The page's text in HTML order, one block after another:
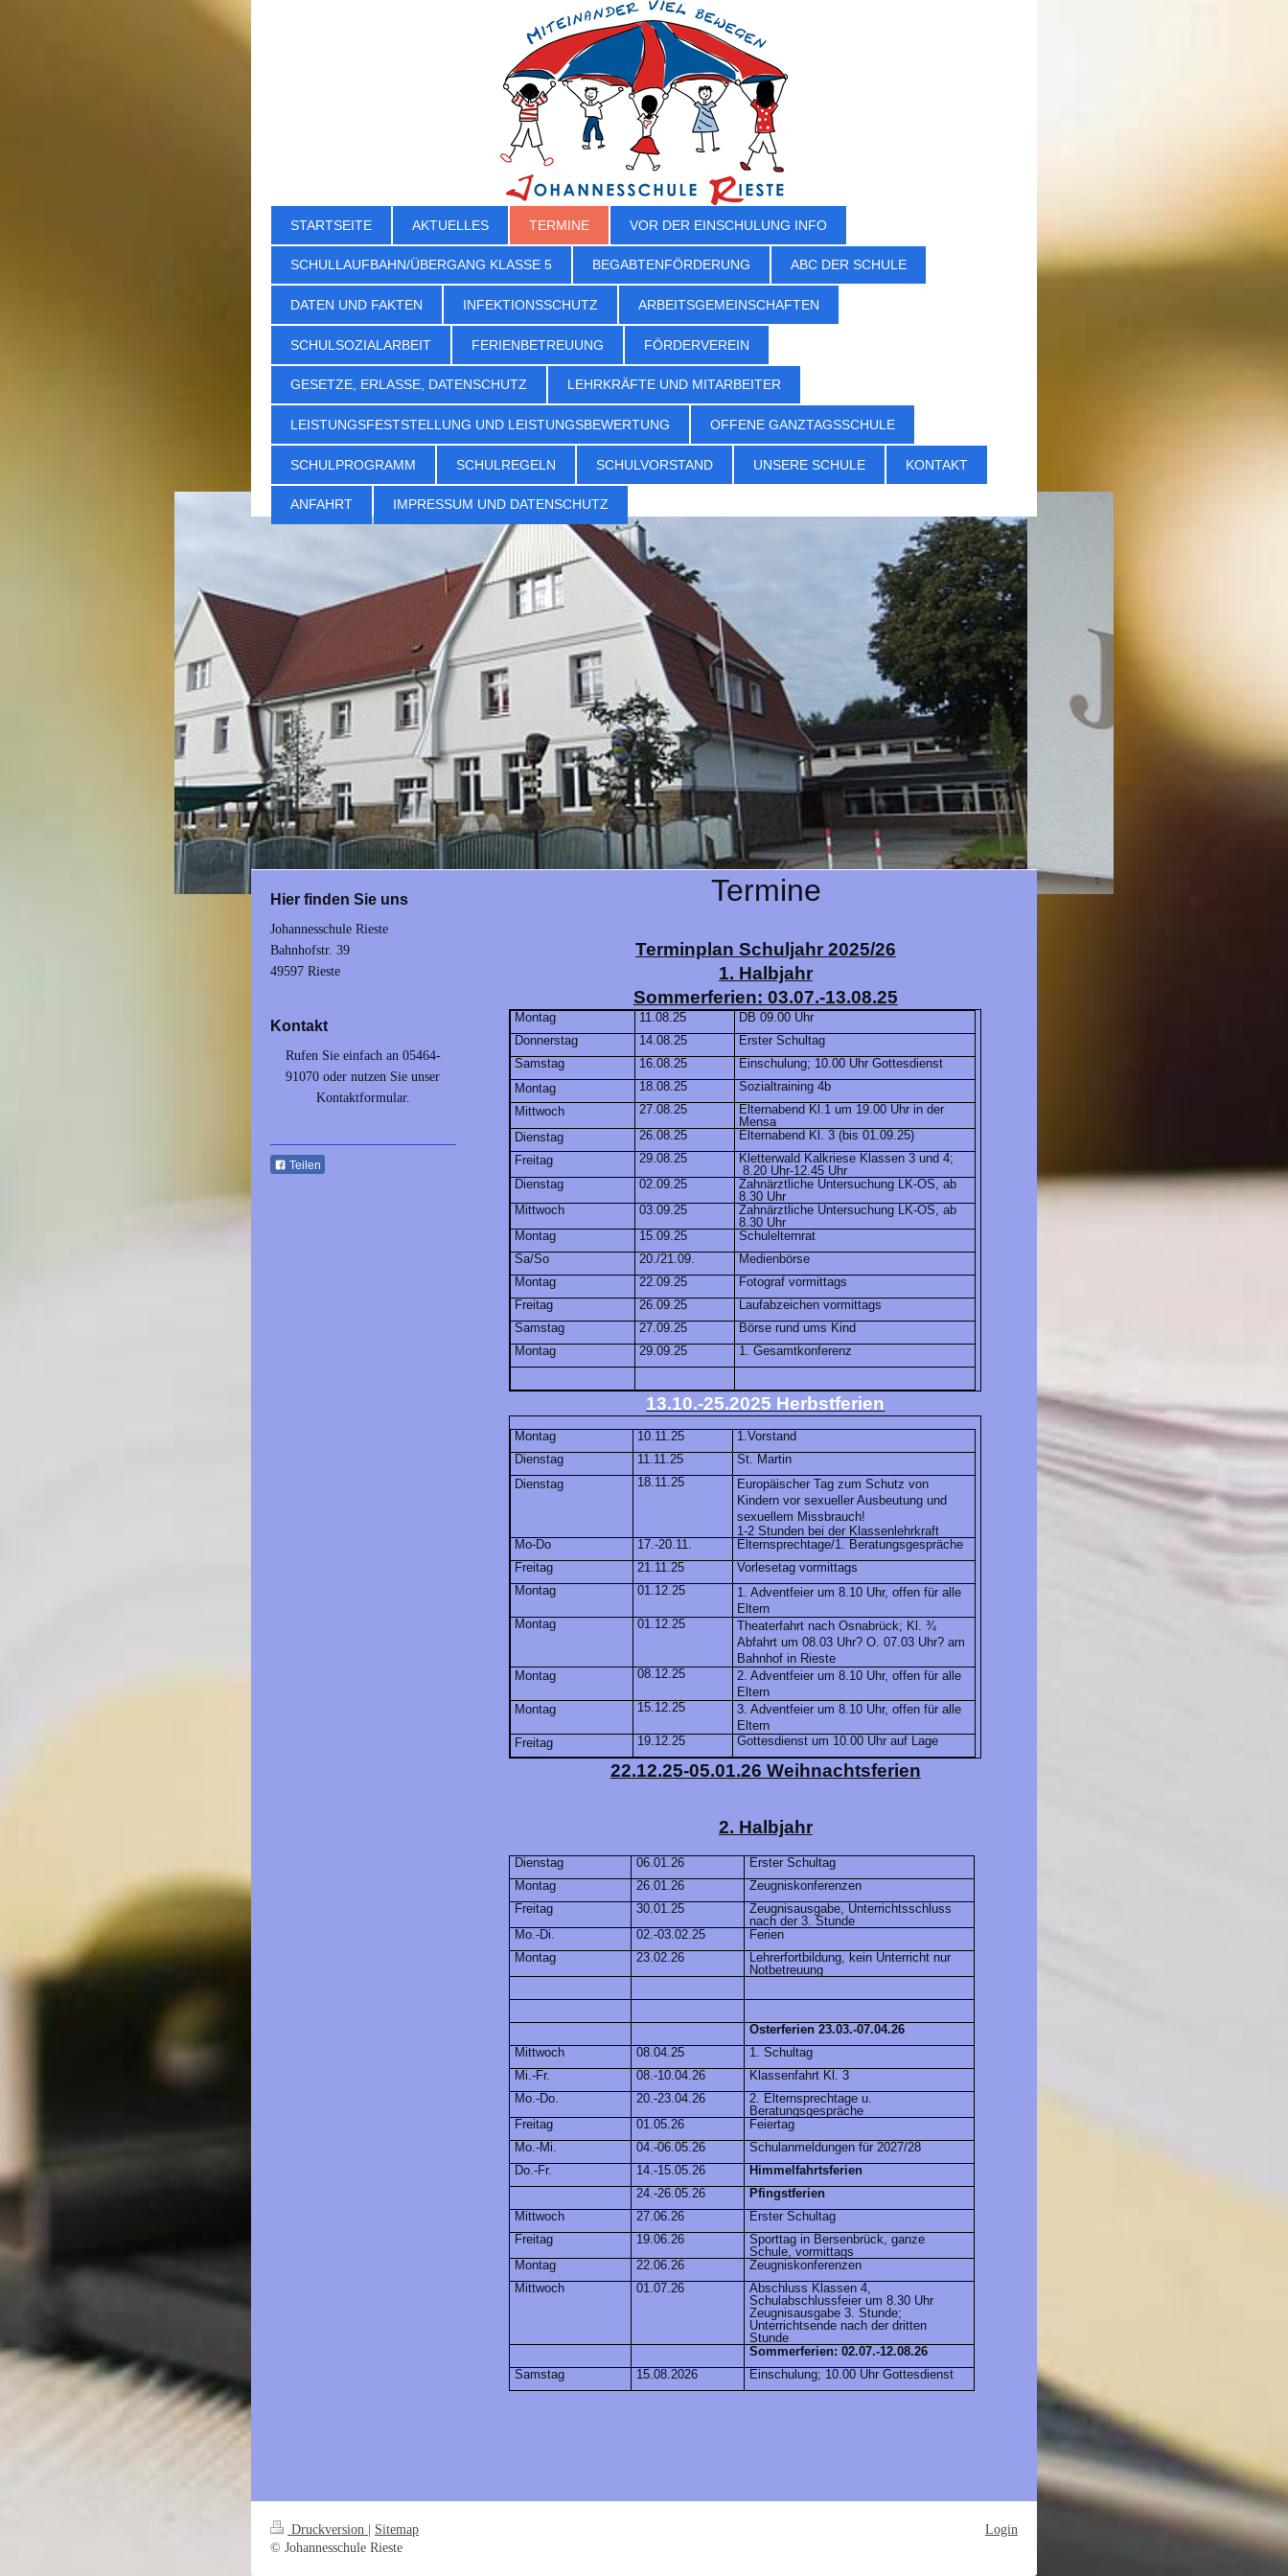
STARTSEITE AKTUELLES TERMINE VOR DER EINSCHULUNG INFO
SCHULLAUFBAHN/ÜBERGANG KLASSE 5 BEGABTENFÖRDERUNG ABC DER SCHULE
DATEN UND FAKTEN INFEKTIONSSCHUTZ ARBEITSGEMEINSCHAFTEN
SCHULSOZIALARBEIT FERIENBETREUUNG FÖRDERVEREIN
GESETZE, ERLASSE, DATENSCHUTZ LEHRKRÄFTE UND MITARBEITER
LEISTUNGSFESTSTELLUNG UND LEISTUNGSBEWERTUNG OFFENE GANZTAGSSCHULE
SCHULPROGRAMM SCHULREGELN SCHULVORSTAND UNSERE SCHULE KONTAKT
ANFAHRT IMPRESSUM UND DATENSCHUTZ
Termine
Terminplan Schuljahr 2025/26
1. Halbjahr
Sommerferien: 03.07.-13.08.25
Montag 11.08.25
DB 09.00 Uhr
Donnerstag
14.08.25
Erster Schultag
Samstag
16.08.25
Einschulung; 10.00 Uhr Gottesdienst
Montag
18.08.25
Sozialtraining 4b
Mittwoch
27.08.25
Elternabend Kl.1 um 19.00 Uhr in der
Mensa
Dienstag
26.08.25
Elternabend Kl. 3 (bis 01.09.25)
Freitag
29.08.25
Kletterwald Kalkriese Klassen 3 und 4;
8.20 Uhr-12.45 Uhr
Dienstag
02.09.25
Zahnärztliche Untersuchung LK-OS, ab
8.30 Uhr
Mittwoch
03.09.25
Zahnärztliche Untersuchung LK-OS, ab
8.30 Uhr
Montag
15.09.25
Schulelternrat
Sa/So
20./21.09.
Medienbörse
Montag
22.09.25
Fotograf vormittags
Freitag
26.09.25
Laufabzeichen vormittags
Samstag
27.09.25
Börse rund ums Kind
Montag
29.09.25 1. Gesamtkonferenz
13.10.-25.2025 Herbstferien
Montag 10.11.25
1.Vorstand
Dienstag
11.11.25
St. Martin
Dienstag
18.11.25
Europäischer Tag zum Schutz von
Kindern vor sexueller Ausbeutung und
sexuellem Missbrauch!
1-2 Stunden bei der Klassenlehrkraft
Mo-Do
17.-20.11.
Elternsprechtage/1. Beratungsgespräche
Freitag
21.11.25
Vorlesetag vormittags
Montag
01.12.25
1. Adventfeier um 8.10 Uhr, offen für alle
Eltern
Montag
01.12.25
Theaterfahrt nach Osnabrück; Kl. ¾
Abfahrt um 08.03 Uhr? O. 07.03 Uhr? am
Bahnhof in Rieste
Montag
08.12.25
2. Adventfeier um 8.10 Uhr, offen für alle
Eltern
Montag
15.12.25
3. Adventfeier um 8.10 Uhr, offen für alle
Eltern
Freitag
19.12.25 Gottesdienst um 10.00 Uhr auf Lage
22.12.25-05.01.26 Weihnachtsferien
2. Halbjahr
Dienstag 06.01.26
Erster Schultag
Montag
26.01.26
Zeugniskonferenzen
Freitag
30.01.25
Zeugnisausgabe, Unterrichtsschluss
nach der 3. Stunde
Mo.-Di.
02.-03.02.25
Ferien
Montag
23.02.26
Lehrerfortbildung, kein Unterricht nur
Notbetreuung
Osterferien 23.03.-07.04.26
Mittwoch
08.04.25
1. Schultag
Mi.-Fr.
08.-10.04.26
Klassenfahrt Kl. 3
Mo.-Do.
20.-23.04.26
2. Elternsprechtage u.
Beratungsgespräche
Freitag
01.05.26
Feiertag
Mo.-Mi.
04.-06.05.26
Schulanmeldungen für 2027/28
Do.-Fr.
14.-15.05.26
Himmelfahrtsferien
24.-26.05.26
Pfingstferien
Mittwoch
27.06.26
Erster Schultag
Freitag
19.06.26
Sporttag in Bersenbrück, ganze
Schule, vormittags
Montag
22.06.26
Zeugniskonferenzen
Mittwoch
01.07.26
Abschluss Klassen 4,
Schulabschlussfeier um 8.30 Uhr
Zeugnisausgabe 3. Stunde;
Unterrichtsende nach der dritten
Stunde
Sommerferien: 02.07.-12.08.26
Samstag
15.08.2026 Einschulung; 10.00 Uhr Gottesdienst
Hier finden Sie uns
Johannesschule Rieste
Bahnhofstr. 39
49597 Rieste
Kontakt
Rufen Sie einfach an 05464-
91070 oder nutzen Sie unser
Kontaktformular.
Teilen
Druckversion | Sitemap
© Johannesschule Rieste
Login